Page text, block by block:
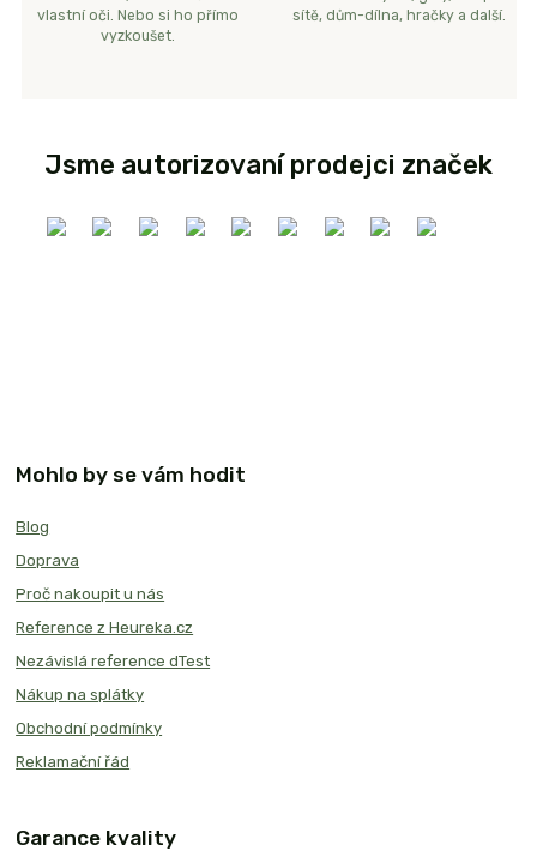
vlastní oči. Nebo si ho přímo
vyzkoušet.
sítě, dům-dílna, hračky a další.
Jsme autorizovaní prodejci značek
Mohlo by se vám hodit
Blog
Doprava
Proč nakoupit u nás
Reference z Heureka.cz
Nezávislá reference dTest
Nákup na splátky
Obchodní podmínky
Reklamační řád
Garance kvality